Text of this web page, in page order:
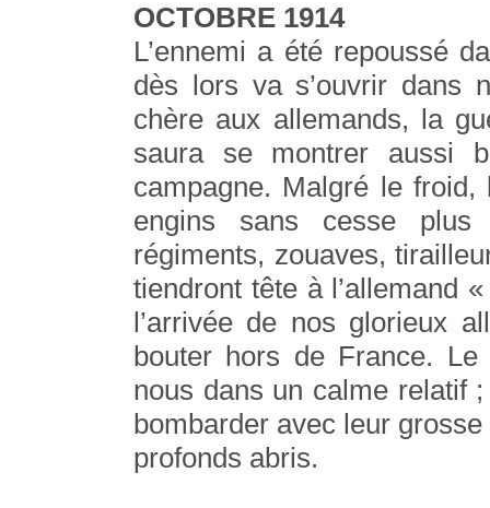
OCTOBRE 1914
L’ennemi a été repoussé
dès lors va s’ouvrir dans
chère aux allemands, la
saura se montrer aussi
campagne. Malgré le
engins sans cesse
régiments, zouaves,
tiendront tête à l’allemand
l’arrivée de nos glorieux
bouter hors de France. Le
nous dans un calme relatif
bombarder avec leur
profonds abris.